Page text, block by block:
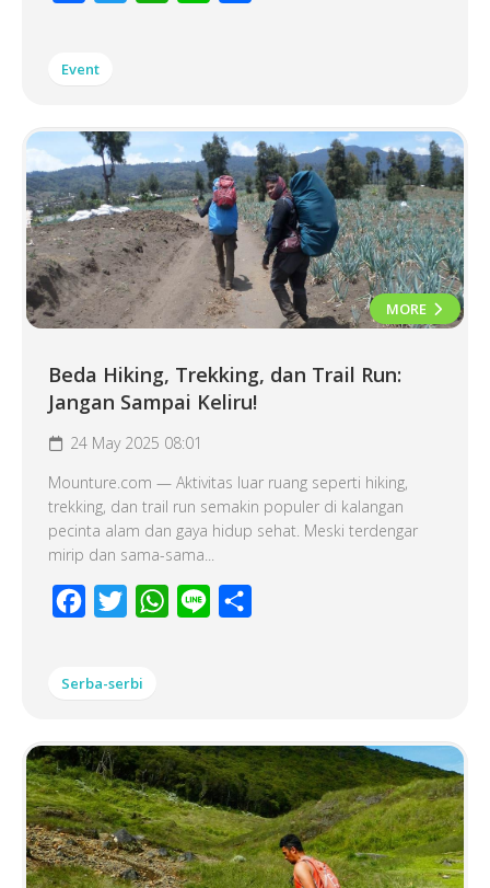
Event
MORE
Beda Hiking, Trekking, dan Trail Run:
Jangan Sampai Keliru!
24 May 2025 08:01
Mounture.com — Aktivitas luar ruang seperti hiking,
trekking, dan trail run semakin populer di kalangan
pecinta alam dan gaya hidup sehat. Meski terdengar
mirip dan sama-sama...
Facebook
Twitter WhatsApp
Line
Serba-serbi